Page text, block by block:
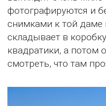
фотографируются и
снимками к той даме
складывает в
квадратики, а потом
смотреть, что там